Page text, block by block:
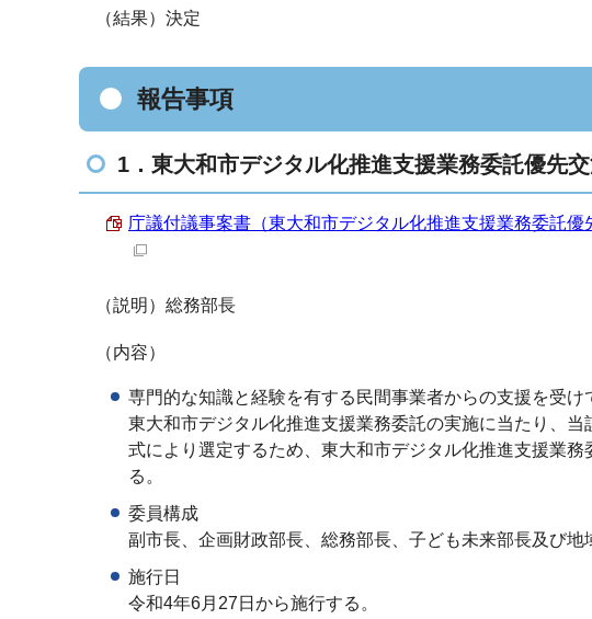
（結果）決定
報告事項
1．東大和市デジタル化推進支援業務委託優先
庁議付議事案書（東大和市デジタル化推進支援業務委託
（説明）総務部長
（内容）
専門的な知識と経験を有する民間事業者からの支援を受
東大和市デジタル化推進支援業務委託の実施に当たり、
式により選定するため、東大和市デジタル化推進支援業
る。
委員構成
副市長、企画財政部長、総務部長、子ども未来部長及び地
施行日
令和4年6月27日から施行する。